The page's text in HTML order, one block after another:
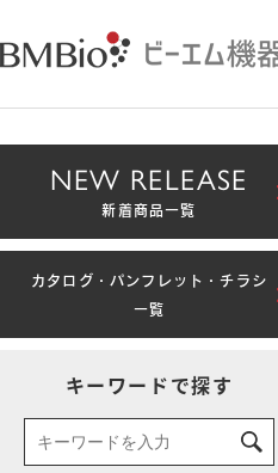
NEW RELEASE
新着商品一覧
カタログ・パンフレット・チラシ
一覧
キーワードで探す